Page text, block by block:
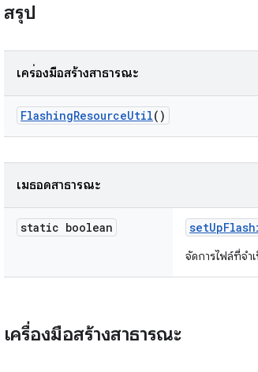
สรุป
เครื่องมือสร้างสาธารณะ
FlashingResourceUtil()
เมธอดสาธารณะ
static boolean setUp
จัดการไฟล์ที่จำ
เครื่องมือสร้างสาธารณะ